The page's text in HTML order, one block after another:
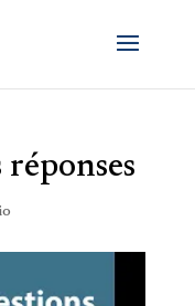
réponses